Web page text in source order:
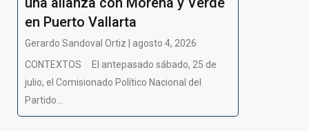
en Puerto Vallarta
Gerardo Sandoval Ortiz | agosto 4, 2026
CONTEXTOS El antepasado sábado, 25 de
julio, el Comisionado Político Nacional del
Partido...